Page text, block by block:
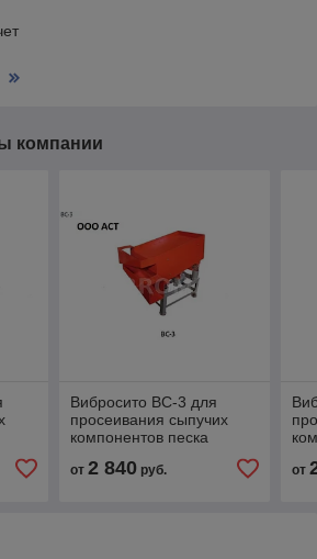
компании
Вибросито ВС-3 для
просеивания сыпучих
компонентов песка
от 2 840руб. от